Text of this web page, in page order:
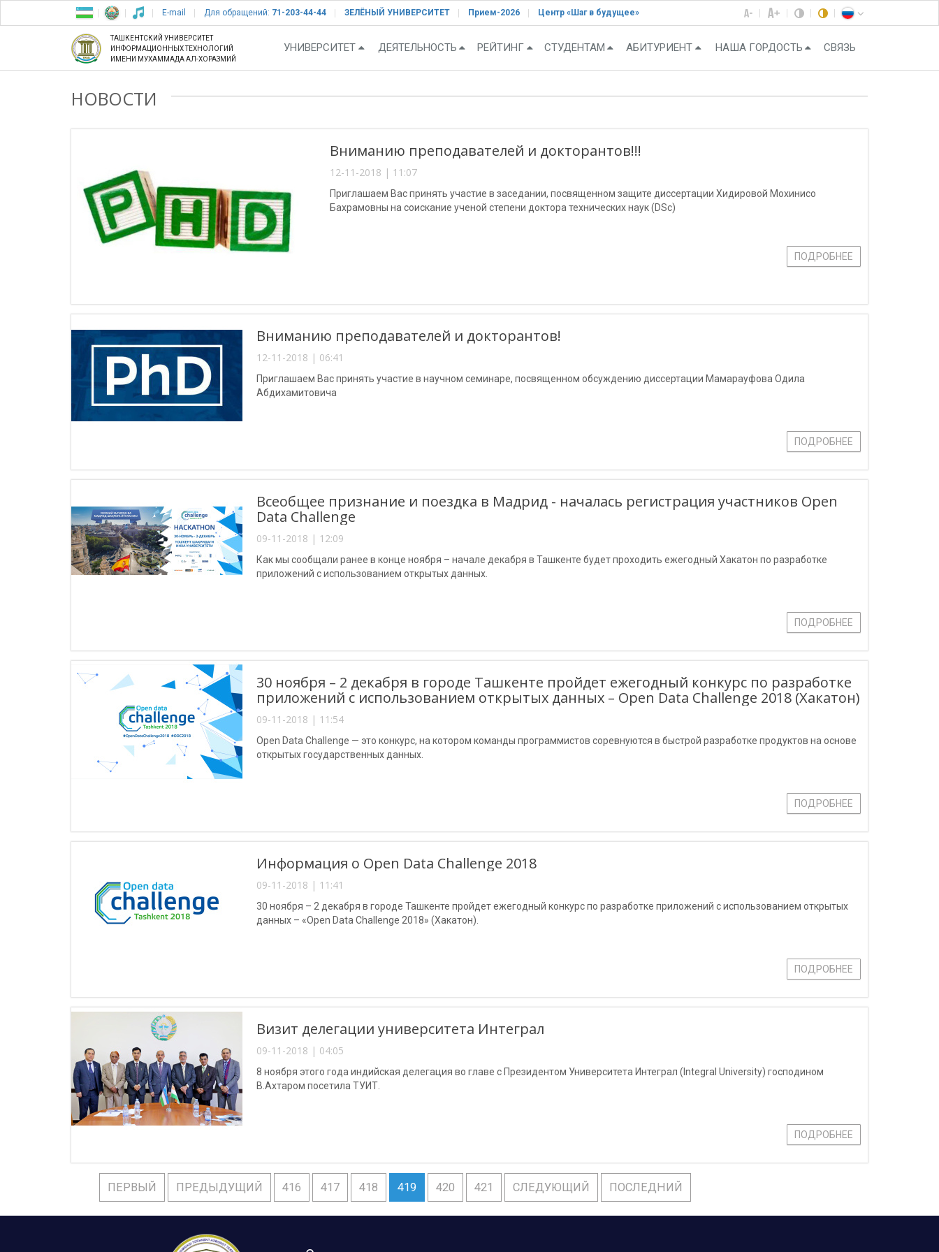
E-mail Для обращений: 71-203-44-44 ЗЕЛЁНЫЙ УНИВЕРСИТЕТ Прием-2026 Центр «Шаг в будущее»
ТАШКЕНТСКИЙ УНИВЕРСИТЕТ
ИНФОРМАЦИОННЫХ ТЕХНОЛОГИЙ
ИМЕНИ МУХАММАДА АЛ-ХОРАЗМИЙ
УНИВЕРСИТЕТ ДЕЯТЕЛЬНОСТЬ РЕЙТИНГ СТУДЕНТАМ АБИТУРИЕНТ НАША ГОРДОСТЬ СВЯЗЬ
НОВОСТИ
Вниманию преподавателей и докторантов!!!
12-11-2018 | 11:07
Приглашаем Вас принять участие в заседании, посвященном защите диссертации Хидировой Мохинисо
Бахрамовны на соискание ученой степени доктора технических наук (DSc)
ПОДРОБНЕЕ
Вниманию преподавателей и докторантов!
12-11-2018 | 06:41
Приглашаем Вас принять участие в научном семинаре, посвященном обсуждению диссертации Мамарауфова Одила
Абдихамитовича
ПОДРОБНЕЕ
Всеобщее признание и поездка в Мадрид - началась регистрация участников Open
Data Challenge
09-11-2018 | 12:09
Как мы сообщали ранее в конце ноября – начале декабря в Ташкенте будет проходить ежегодный Хакатон по разработке
приложений с использованием открытых данных.
ПОДРОБНЕЕ
30 ноября – 2 декабря в городе Ташкенте пройдет ежегодный конкурс по разработке
приложений с использованием открытых данных – Open Data Challenge 2018 (Хакатон)
09-11-2018 | 11:54
Open Data Challenge — это конкурс, на котором команды программистов соревнуются в быстрой разработке продуктов на основе
открытых государственных данных.
ПОДРОБНЕЕ
Информация о Open Data Challenge 2018
09-11-2018 | 11:41
30 ноября – 2 декабря в городе Ташкенте пройдет ежегодный конкурс по разработке приложений с использованием открытых
данных – «Open Data Challenge 2018» (Хакатон).
ПОДРОБНЕЕ
Визит делегации университета Интеграл
09-11-2018 | 04:05
8 ноября этого года индийская делегация во главе с Президентом Университета Интеграл (Integral University) господином
В.Ахтаром посетила ТУИТ.
ПОДРОБНЕЕ
ПЕРВЫЙ ПРЕДЫДУЩИЙ 416 417 418 419 420 421 СЛЕДУЮЩИЙ ПОСЛЕДНИЙ